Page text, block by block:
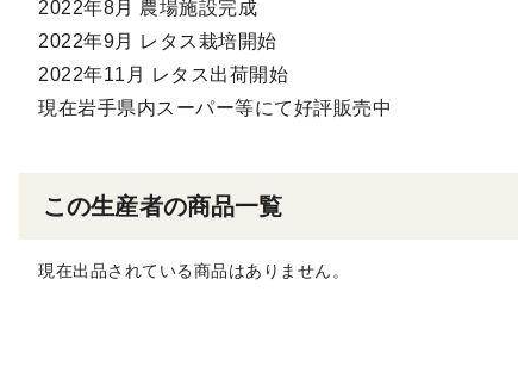
2022年8月 農場施設完成
2022年9月 レタス栽培開始
2022年11月 レタス出荷開始
現在岩手県内スーパー等にて好評販売中
この生産者の商品一覧
現在出品されている商品はありません。